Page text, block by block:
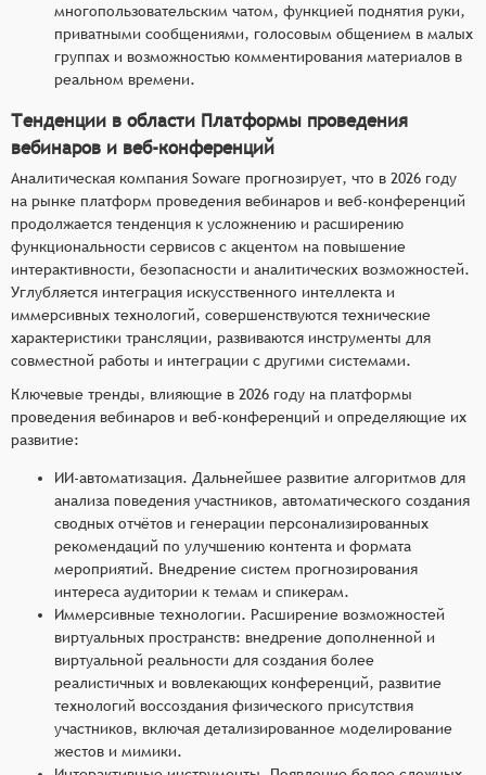
многопользовательским чатом, функцией поднятия руки,
приватными сообщениями, голосовым общением в малых
группах и возможностью комментирования материалов в
реальном времени.
Тенденции в области Платформы проведения
вебинаров и веб-конференций
Аналитическая компания Soware прогнозирует, что в 2026 году
на рынке платформ проведения вебинаров и веб-конференций
продолжается тенденция к усложнению и расширению
функциональности сервисов с акцентом на повышение
интерактивности, безопасности и аналитических возможностей.
Углубляется интеграция искусственного интеллекта и
иммерсивных технологий, совершенствуются технические
характеристики трансляции, развиваются инструменты для
совместной работы и интеграции с другими системами.
Ключевые тренды, влияющие в 2026 году на платформы
проведения вебинаров и веб-конференций и определяющие их
развитие:
ИИ-автоматизация. Дальнейшее развитие алгоритмов для
анализа поведения участников, автоматического создания
сводных отчётов и генерации персонализированных
рекомендаций по улучшению контента и формата
мероприятий. Внедрение систем прогнозирования
интереса аудитории к темам и спикерам.
Иммерсивные технологии. Расширение возможностей
виртуальных пространств: внедрение дополненной и
виртуальной реальности для создания более
реалистичных и вовлекающих конференций, развитие
технологий воссоздания физического присутствия
участников, включая детализированное моделирование
жестов и мимики.